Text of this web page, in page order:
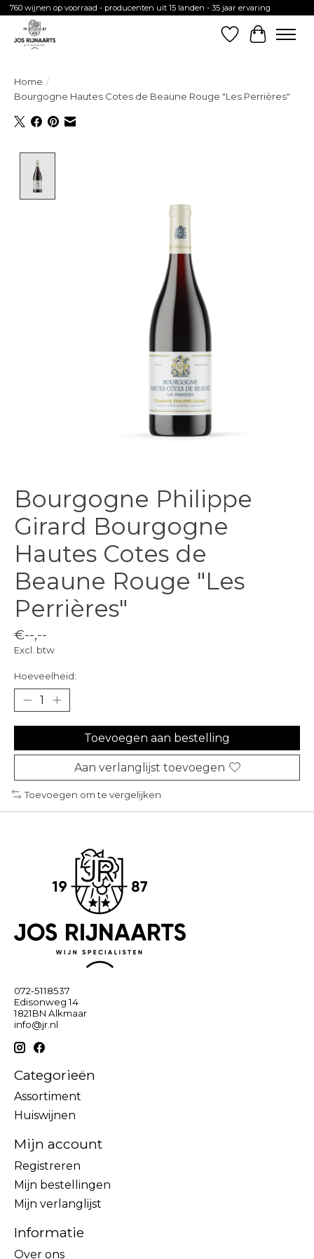
760 wijnen op voorraad - producenten uit 15 landen - 35 jaar ervaring
Verlanglijst
Home /
Bourgogne Hautes Cotes de Beaune Rouge "Les Perrières"
Bourgogne Philippe
Girard Bourgogne
Hautes Cotes de
Beaune Rouge "Les
Perrières"
€--,--
Excl. btw
Hoeveelheid:
Toevoegen aan bestelling
Aan verlanglijst toevoegen
Toevoegen om te vergelijken
072-5118537
Edisonweg 14
1821BN Alkmaar
info@jr.nl
Categorieën
Assortiment
Huiswijnen
Mijn account
Registreren
Mijn bestellingen
Mijn verlanglijst
Informatie
Over ons